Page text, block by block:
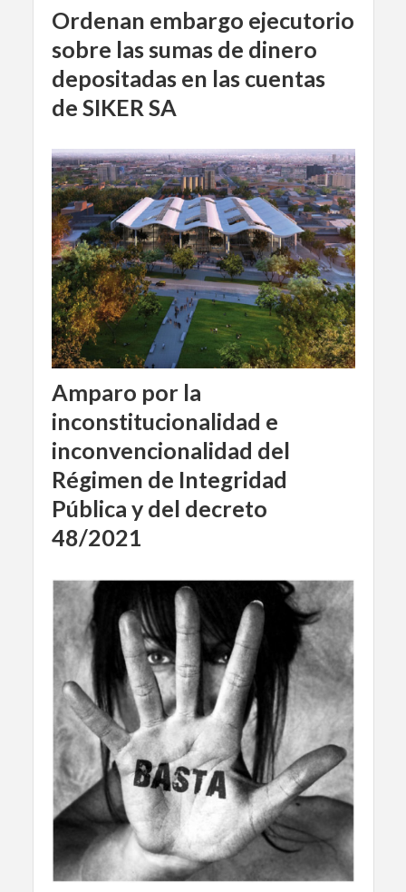
Ordenan embargo ejecutorio
sobre las sumas de dinero
depositadas en las cuentas
de SIKER SA
Amparo por la
inconstitucionalidad e
inconvencionalidad del
Régimen de Integridad
Pública y del decreto
48/2021